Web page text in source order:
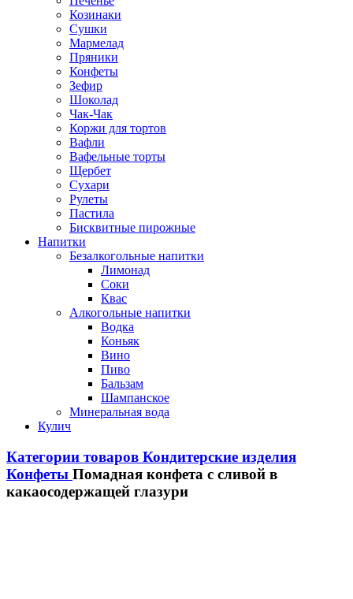
Козинаки
Сушки
Мармелад
Пряники
Конфеты
Зефир
Шоколад
Чак-Чак
Коржи для тортов
Вафли
Вафельные торты
Щербет
Сухари
Рулеты
Пастила
Бисквитные пирожные
Напитки
Безалкогольные напитки
Лимонад
Соки
Квас
Алкогольные напитки
Водка
Коньяк
Вино
Пиво
Бальзам
Шампанское
Минеральная вода
Кулич
Категории товаров Кондитерские изделия
Конфеты Помадная конфета с сливой в
какаосодержащей глазури